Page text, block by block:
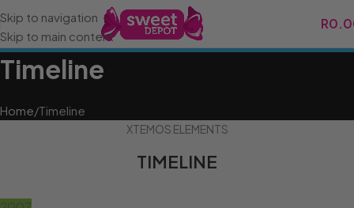
Skip to navigation
Skip to main content
R
Timeline
Home Timeline
XTEMOS ELEMENTS
TIMELINE